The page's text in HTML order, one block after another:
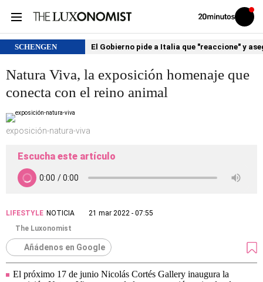
Volver
Iniciar
sesión
SCHENGEN El Gobierno pide a Italia que "reaccione" y
Natura Viva, la exposición homenaje que
conecta con el reino animal
exposición-natura-viva
Escucha este artículo
LIFESTYLE NOTICIA
21 mar 2022 - 07:55
The Luxonomist
Añádenos en Google
El próximo 17 de junio Nicolás Cortés Gallery inaugura la